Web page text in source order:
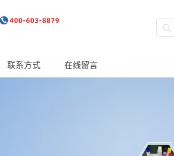
联系方式 在线留言